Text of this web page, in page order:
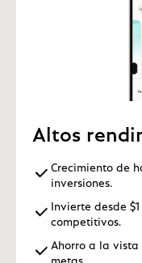
Altos
Crecimiento de
inversiones.
Invierte desde
competitivos.
Ahorro a la
metas.